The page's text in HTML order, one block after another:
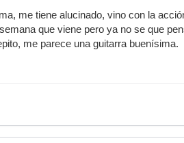
me tiene alucinado, vino con la
que viene pero ya no se que
me parece una guitarra buenísima.